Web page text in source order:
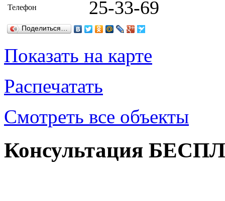
Телефон 25-33-69
Поделиться…
Показать на карте
Распечатать
Смотреть все объекты
Консультация